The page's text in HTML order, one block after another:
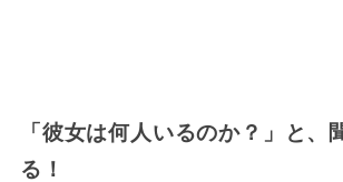
「彼女は何人いるのか？」と、
る！